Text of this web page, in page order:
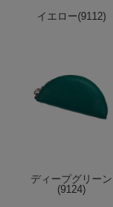
イエロー(9112)
ディープグリーン
(9124)